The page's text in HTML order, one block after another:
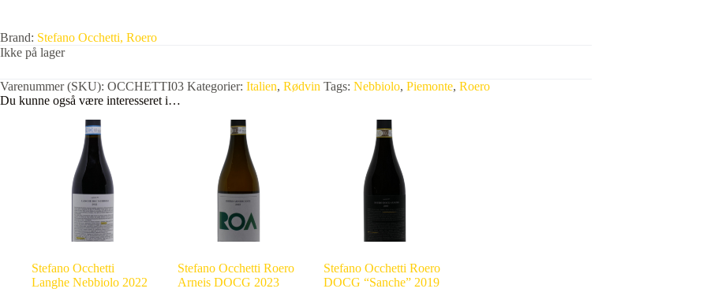
Brand: Stefano Occhetti, Roero
Ikke på lager
Varenummer (SKU): OCCHETTI03 Kategorier: Italien, Rødvin Tags: Nebbiolo, Piemonte, Roero
Du kunne også være interesseret i…
Stefano Occhetti
Langhe Nebbiolo 2022
Stefano Occhetti Roero
Arneis DOCG 2023
Stefano Occhetti Roero
DOCG “Sanche” 2019